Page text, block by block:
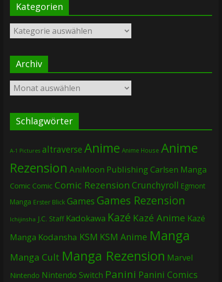
Kategorien
Kategorien
Archiv
Archiv
Schlagwörter
A-1 Pictures altraverse Anime Anime House Anime
Rezension AniMoon PublishingCarlsen Manga
Comic Comic Comic Rezension Crunchyroll Egmont
Manga Erster Blick Games Games Rezension
Ichijinsha J.C. Staff Kadokawa Kazé Kazé Anime Kazé
Manga Kodansha KSM KSM Anime Manga
Manga Cult Manga Rezension Marvel
Nintendo Nintendo Switch Panini Panini Comics